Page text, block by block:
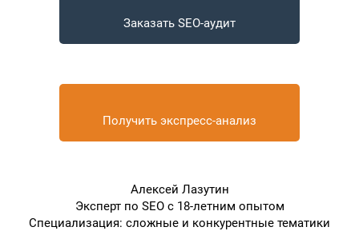
Заказать SEO-аудит
Получить экспресс-анализ
Алексей Лазутин
Эксперт по SEO с 18-летним опытом
Специализация: сложные и конкурентные тематики